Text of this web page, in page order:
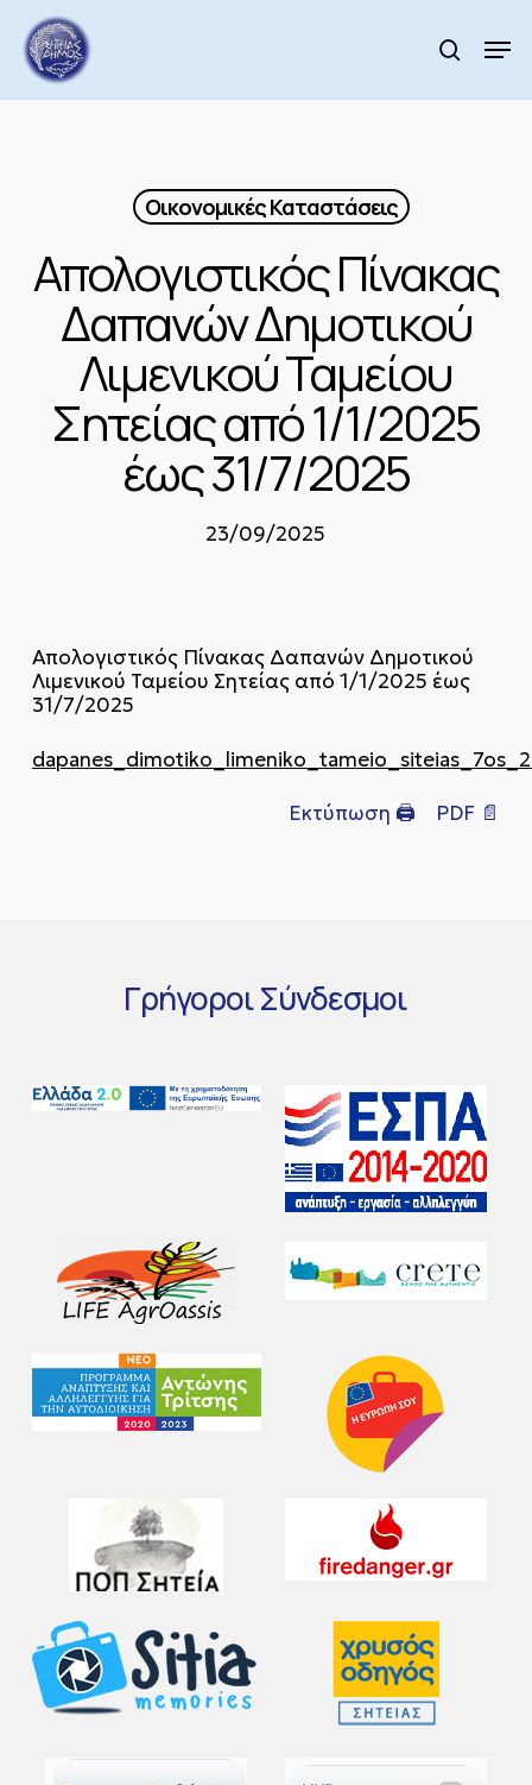
main
content
search
Οικονομικές Καταστάσεις
Απολογιστικός Πίνακας
Δαπανών Δημοτικού
Λιμενικού Ταμείου
Σητείας από 1/1/2025
έως 31/7/2025
23/09/2025
Απολογιστικός Πίνακας Δαπανών Δημοτικού
Λιμενικού Ταμείου Σητείας από 1/1/2025 έως
31/7/2025
Εκτύπωση 🖨 PDF 📄
ΓρήγοροιΣύνδεσμοι
Menu